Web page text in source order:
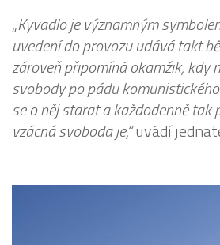
„Kyvadlo je významným
uvedení do provozu udává takt
zároveň připomíná okamžik, kdy
svobody po pádu
se o něj starat a každodenně tak
vzácná svoboda je,“uvádí